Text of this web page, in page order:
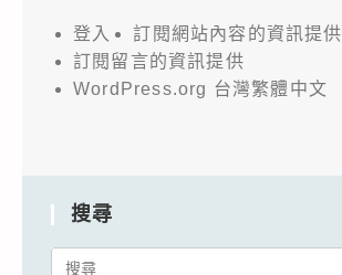
登入
訂閱網站內容的資訊提供
訂閱留言的資訊提供
WordPress.org 台灣繁體中文
搜尋
Search